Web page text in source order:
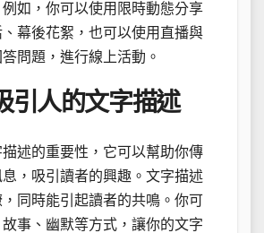
如，你可以使用限時動態分享
幕後花絮，也可以使用直播與
問題，進行線上活動。
引人的文字描述
述的重要性，它可以幫助你傳
，吸引讀者的興趣。文字描述
同時能引起讀者的共鳴。你可
事、幽默等方式，讓你的文字